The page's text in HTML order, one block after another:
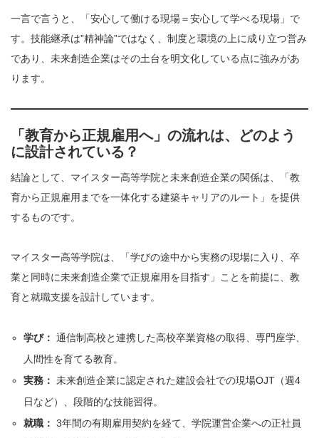
一言で言うと、「安心して働ける現場＝安心して学べる現場」で
す。技能継承は”精神論”ではなく、制度と環境の上に成り立つ営み
であり、未来創造企業はその土台を明文化している点に強みがあ
ります。
「教育から正規雇用へ」の流れは、どのよう
に設計されている？
結論として、マイスター高等学院と未来創造企業の関係は、「教
育から正規雇用までを一体化する建築キャリアのルート」を提供
するものです。
マイスター高等学院は、「学びの途中から実務の現場に入り、卒
業と同時に未来創造企業で正規雇用を目指す」ことを前提に、教
育と就職支援を設計しています。
学び： 通信制高校と連携した高校卒業資格の取得、専門座学、
人間性を育てる教育。
実務： 未来創造企業に認定された建設会社での現場OJT（週4
日など）、段階的な技能習得。
就職： 3年間の有期雇用契約を経て、学院運営企業への正社員